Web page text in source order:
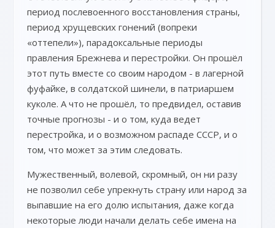
период послевоенного восстановления страны,
период хрущевских гонений (вопреки
«оттепели»), парадоксальные периоды
правления Брежнева и перестройки. Он прошёл
этот путь вместе со своим народом - в лагерной
фуфайке, в солдатской шинели, в патриаршем
куколе. А что не прошёл, то предвидел, оставив
точные прогнозы - и о том, куда ведет
перестройка, и о возможном распаде СССР, и о
том, что может за этим следовать.
Мужественный, волевой, скромный, он ни разу
не позволил себе упрекнуть страну или народ за
выпавшие на его долю испытания, даже когда
некоторые люди начали делать себе имена на